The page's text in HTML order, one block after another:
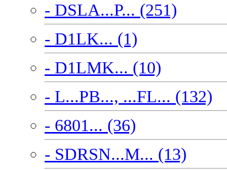
- DSLA...P... (251)
- D1LK... (1)
- D1LMK... (10)
- L...PB..., ...FL... (132)
- 6801... (36)
- SDRSN...M... (13)